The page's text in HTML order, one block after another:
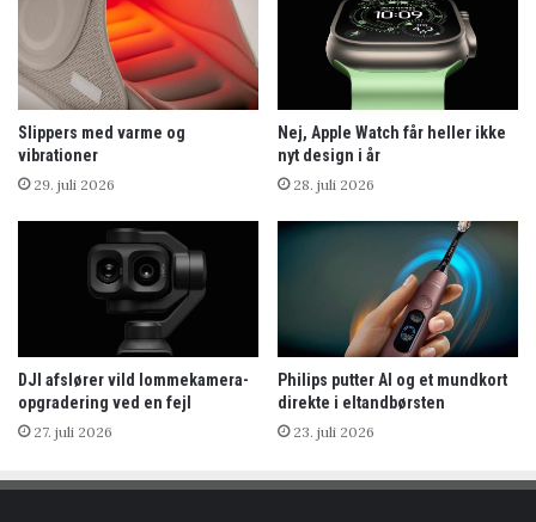
Slippers med varme og
vibrationer
29. juli 2026
Nej, Apple Watch får heller ikke
nyt design i år
28. juli 2026
DJI afslører vild lommekamera-
opgradering ved en fejl
27. juli 2026
Philips putter AI og et mundkort
direkte i eltandbørsten
23. juli 2026